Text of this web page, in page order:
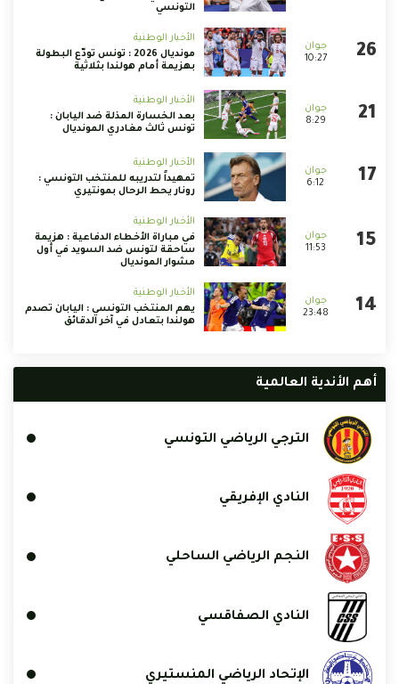
التونسي
10:27
الأخبار الوطنية
مونديال 2026 : تونس تودّع البطولة
بهزيمة أمام هولندا بثلاثية
8:29
الأخبار الوطنية
بعد الخسارة المذلة ضد اليابان :
تونس ثالث مغادري المونديال
6:12
الأخبار الوطنية
تمهيداً لتدريبه للمنتخب التونسي :
رونار يحط الرحال بمونتيري
11:53
الأخبار الوطنية
في مباراة الأخطاء الدفاعية : هزيمة
ساحقة لتونس ضد السويد في أول
مشوار المونديال
23:48
الأخبار الوطنية
يهم المنتخب التونسي : اليابان تصدم
هولندا بتعادل في آخر الدقائق
أهم الأندية العالمية
الترجي الرياضي التونسي
النادي الإفريقي
النجم الرياضي الساحلي
النادي الصفاقسي
الإتحاد الرياضي المنستيري